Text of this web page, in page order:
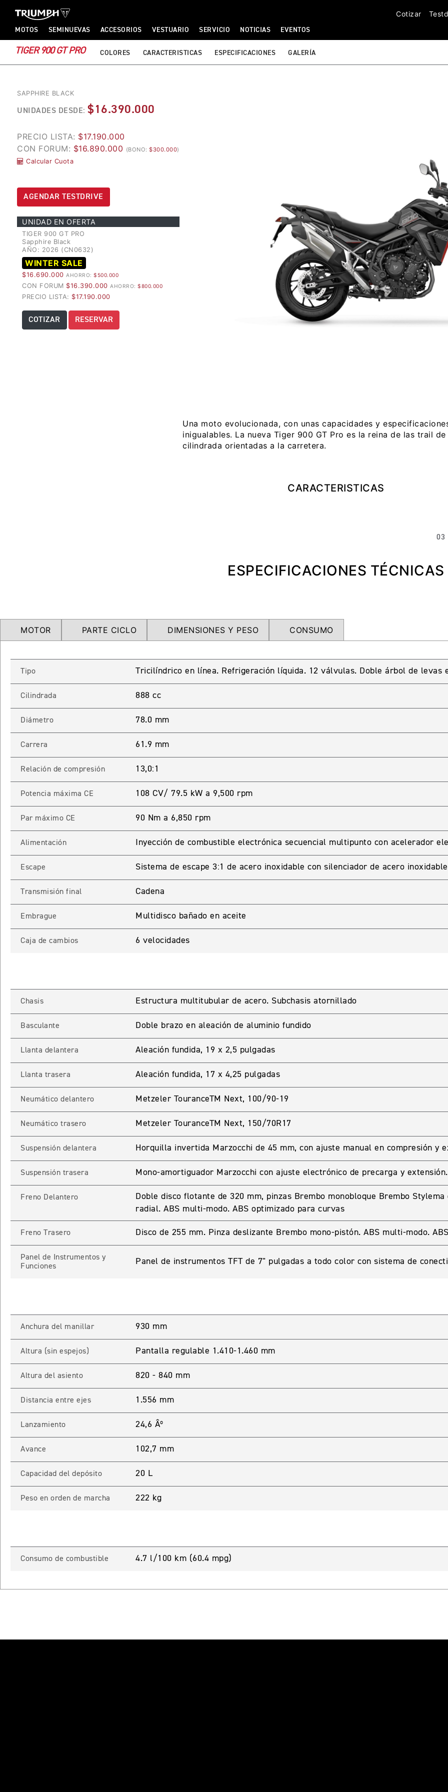
MOTOS SEMINUEVAS ACCESORIOS VESTUARIO SERVICIO NOTICIAS EVENTOS
Cotizar
TIGER 900 GT PRO COLORES CARACTERISTICAS ESPECIFICACIONES GALERÍA
SAPPHIRE BLACK
UNIDADES DESDE: $16.390.000
PRECIO LISTA: $17.190.000
CON FORUM: $16.890.000 (BONO: $300.000)
Calcular Cuota
AGENDAR TESTDRIVE
UNIDAD EN OFERTA
TIGER 900 GT PRO
Sapphire Black
AÑO: 2026 (CN0632)
WINTER SALE
$16.690.000 AHORRO: $500.000
CON FORUM $16.390.000 AHORRO: $800.000
PRECIO LISTA: $17.190.000
COTIZAR RESERVAR
Una moto evolucionada, con unas capacidades y
inigualables. La nueva Tiger 900 GT Pro es la reina de las trail de
cilindrada orientadas a la carretera.
CARACTERISTICAS
03
ESPECIFICACIONES TÉCNICAS
MOTOR PARTE CICLO DIMENSIONES Y PESO CONSUMO
Tipo Tricilíndrico en línea. Refrigeración líquida. 12 válvulas. Doble árbol de levas
Cilindrada 888 cc
Diámetro 78.0 mm
Carrera 61.9 mm
Relación de compresión 13,0:1
Potencia máxima CE 108 CV/ 79.5 kW a 9,500 rpm
Par máximo CE 90 Nm a 6,850 rpm
Alimentación Inyección de combustible electrónica secuencial multipunto con acelerador
Escape Sistema de escape 3:1 de acero inoxidable con silenciador de acero
Transmisión final Cadena
Embrague Multidisco bañado en aceite
Caja de cambios 6 velocidades
Chasis Estructura multitubular de acero. Subchasis atornillado
Basculante Doble brazo en aleación de aluminio fundido
Llanta delantera Aleación fundida, 19 x 2,5 pulgadas
Llanta trasera Aleación fundida, 17 x 4,25 pulgadas
Neumático delantero Metzeler TouranceTM Next, 100/90-19
Neumático trasero Metzeler TouranceTM Next, 150/70R17
Suspensión delantera Horquilla invertida Marzocchi de 45 mm, con ajuste manual en compresión y
Suspensión trasera Mono-amortiguador Marzocchi con ajuste electrónico de precarga y
Freno Delantero
Doble disco flotante de 320 mm, pinzas Brembo monobloque Brembo
radial. ABS multi-modo. ABS optimizado para curvas
Freno Trasero Disco de 255 mm. Pinza deslizante Brembo mono-pistón. ABS multi-modo.
Panel de Instrumentos y
Funciones
Panel de instrumentos TFT de 7" pulgadas a todo color con sistema de
Anchura del manillar 930 mm
Altura (sin espejos) Pantalla regulable 1.410-1.460 mm
Altura del asiento 820 - 840 mm
Distancia entre ejes 1.556 mm
Lanzamiento 24,6 Âº
Avance 102,7 mm
Capacidad del depósito 20 L
Peso en orden de marcha 222 kg
Consumo de combustible 4.7 l/100 km (60.4 mpg)
Ingresa tu rut y password para acceder. Si aun no tienes una cuenta creada
INICIAR NUEVA CUENTA